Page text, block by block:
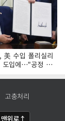
美 수입 폴리실리
도입에…"공정 경
환영"
고충처리
맨위로↑